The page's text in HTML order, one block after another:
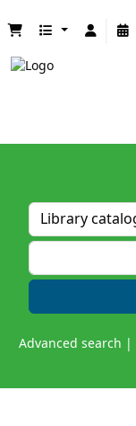
Advanced search